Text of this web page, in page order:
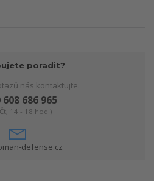
poradit?
nás kontaktujte.
608 686 965
14 - 18 hod.)
defense.cz